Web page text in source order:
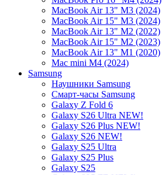
MacBook Air 13" M3 (2024)
MacBook Air 15" M3 (2024)
MacBook Air 13" M2 (2022)
MacBook Air 15" M2 (2023)
MacBook Air 13" M1 (2020)
Mac mini M4 (2024)
Samsung
Наушники Samsung
Смарт-часы Samsung
Galaxy Z Fold 6
Galaxy S26 Ultra NEW!
Galaxy S26 Plus NEW!
Galaxy S26 NEW!
Galaxy S25 Ultra
Galaxy S25 Plus
Galaxy S25